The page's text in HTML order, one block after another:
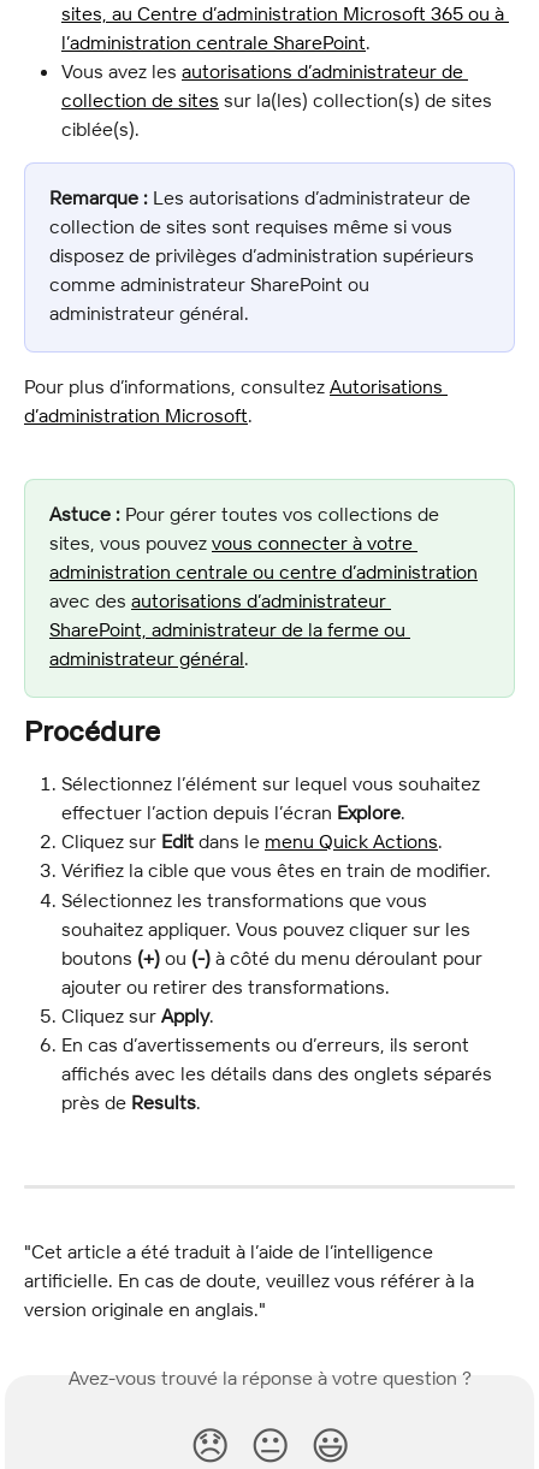
sites, au Centre d’administration Microsoft 365 ou à
l’administration centrale SharePoint.
Vous avez les autorisations d’administrateur de
collection de sites sur la(les) collection(s) de sites
ciblée(s).
Remarque : Les autorisations d’administrateur de
collection de sites sont requises même si vous
disposez de privilèges d’administration supérieurs
comme administrateur SharePoint ou
administrateur général.
Pour plus d’informations, consultez Autorisations
d’administration Microsoft.
Astuce : Pour gérer toutes vos collections de
sites, vous pouvez vous connecter à votre
administration centrale ou centre d’administration
avec des autorisations d’administrateur
SharePoint, administrateur de la ferme ou
administrateur général.
Procédure
Sélectionnez l’élément sur lequel vous souhaitez
effectuer l’action depuis l’écran Explore.
Cliquez sur Edit dans le menu Quick Actions.
Vérifiez la cible que vous êtes en train de modifier.
Sélectionnez les transformations que vous
souhaitez appliquer. Vous pouvez cliquer sur les
boutons (+) ou (-) à côté du menu déroulant pour
ajouter ou retirer des transformations.
Cliquez sur Apply.
En cas d’avertissements ou d’erreurs, ils seront
affichés avec les détails dans des onglets séparés
près de Results.
"Cet article a été traduit à l’aide de l’intelligence
artificielle. En cas de doute, veuillez vous référer à la
version originale en anglais."
Avez-vous trouvé la réponse à votre question ?
😞 😐 😃